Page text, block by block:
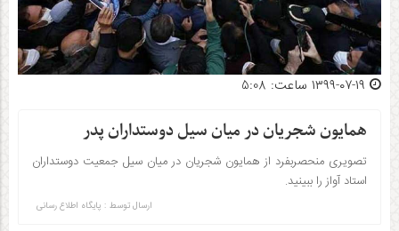
همایون شجریان در میان سیل دوستداران پدر
تصویری منحصربفرد از همایون شجریان در میان سیل جمعیت دوستداران
استاد آواز را ببینید.
ارسال توسط : پایگاه اطلاع رسانی